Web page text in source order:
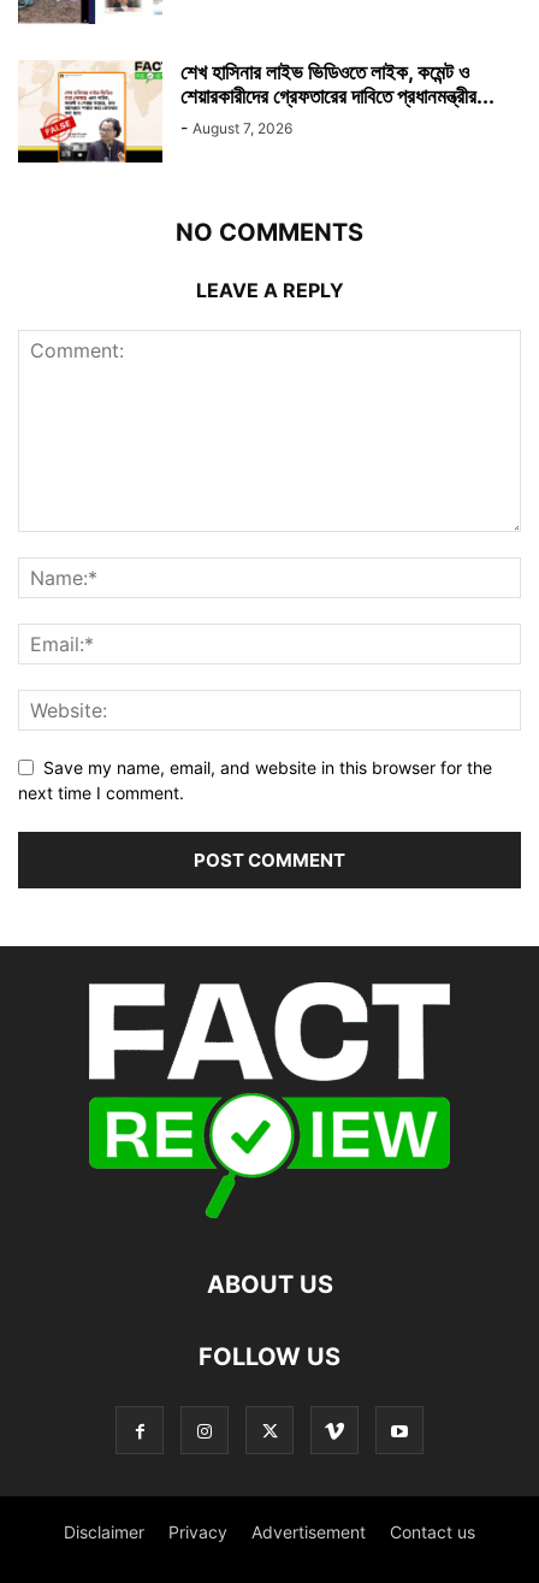
শেখ হাসিনার লাইভ ভিডিওতে লাইক, কমেন্ট ও
শেয়ারকারীদের গ্রেফতারের দাবিতে প্রধানমন্ত্রীর...
- August 7, 2026
NO COMMENTS
LEAVE A REPLY
Save my name, email, and website in this browser for the
next time I comment.
ABOUT US
FOLLOW US
Disclaimer Privacy Advertisement Contact us